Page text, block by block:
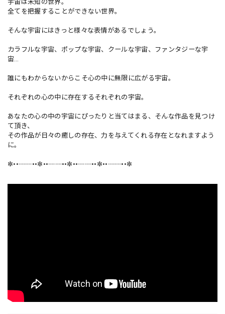
宇宙は未知の世界。
全てを把握することができない世界。
そんな宇宙にはきっと様々な表情があるでしょう。
カラフルな宇宙、ポップな宇宙、クールな宇宙、ファンタジーな宇
宙…
誰にもわからないからこそ心の中に無限に広がる宇宙。
それぞれの心の中に存在するそれぞれの宇宙。
あなたの心の中の宇宙にぴったりと当てはまる、そんな作品を見つけ
て頂き、
その作品が日々の癒しの存在、力を与えてくれる存在となれますよう
に。
✼••┈┈••✼••┈┈••✼••┈┈••✼••┈┈••✼